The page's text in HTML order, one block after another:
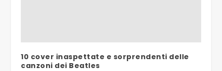
10 cover inaspettate e sorprendenti delle
canzoni dei Beatles